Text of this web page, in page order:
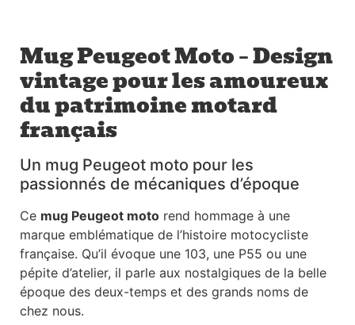
Mug Peugeot Moto – Design
vintage pour les amoureux
du patrimoine motard
français
Un mug Peugeot moto pour les
passionnés de mécaniques d’époque
Ce mug Peugeot moto rend hommage à une
marque emblématique de l’histoire motocycliste
française. Qu’il évoque une 103, une P55 ou une
pépite d’atelier, il parle aux nostalgiques de la belle
époque des deux-temps et des grands noms de
chez nous.